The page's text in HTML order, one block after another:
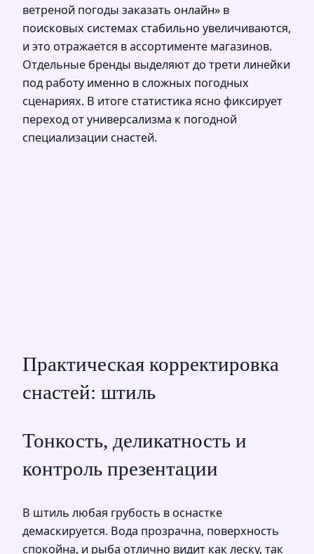
ветреной погоды заказать онлайн» в
поисковых системах стабильно увеличиваются,
и это отражается в ассортименте магазинов.
Отдельные бренды выделяют до трети линейки
под работу именно в сложных погодных
сценариях. В итоге статистика ясно фиксирует
переход от универсализма к погодной
специализации снастей.
Практическая корректировка
снастей: штиль
Тонкость, деликатность и
контроль презентации
В штиль любая грубость в оснастке
демаскируется. Вода прозрачна, поверхность
спокойна, и рыба отлично видит как леску, так